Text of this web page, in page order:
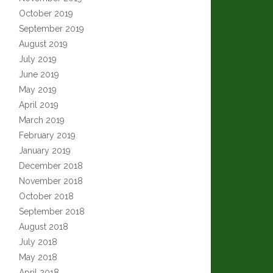
October 2019
September 2019
August 2019
July 2019
June 2019
May 2019
April 2019
March 2019
February 2019
January 2019
December 2018
November 2018
October 2018
September 2018
August 2018
July 2018
May 2018